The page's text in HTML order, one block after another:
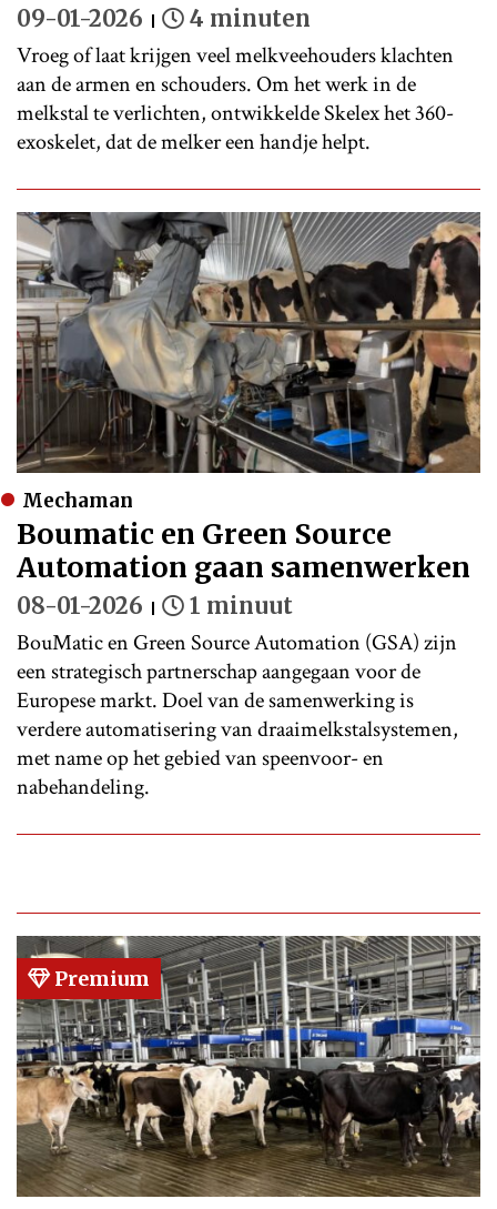
09-01-2026 4 minuten
Vroeg of laat krijgen veel melkveehouders klachten
aan de armen en schouders. Om het werk in de
melkstal te verlichten, ontwikkelde Skelex het 360-
exoskelet, dat de melker een handje helpt.
Mechaman
Boumatic en Green Source
Automation gaan samenwerken
08-01-2026 1 minuut
BouMatic en Green Source Automation (GSA) zijn
een strategisch partnerschap aangegaan voor de
Europese markt. Doel van de samenwerking is
verdere automatisering van draaimelkstalsystemen,
met name op het gebied van speenvoor- en
nabehandeling.
Premium